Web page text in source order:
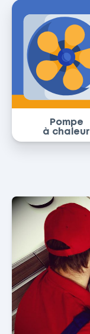
Pompe
à chaleur